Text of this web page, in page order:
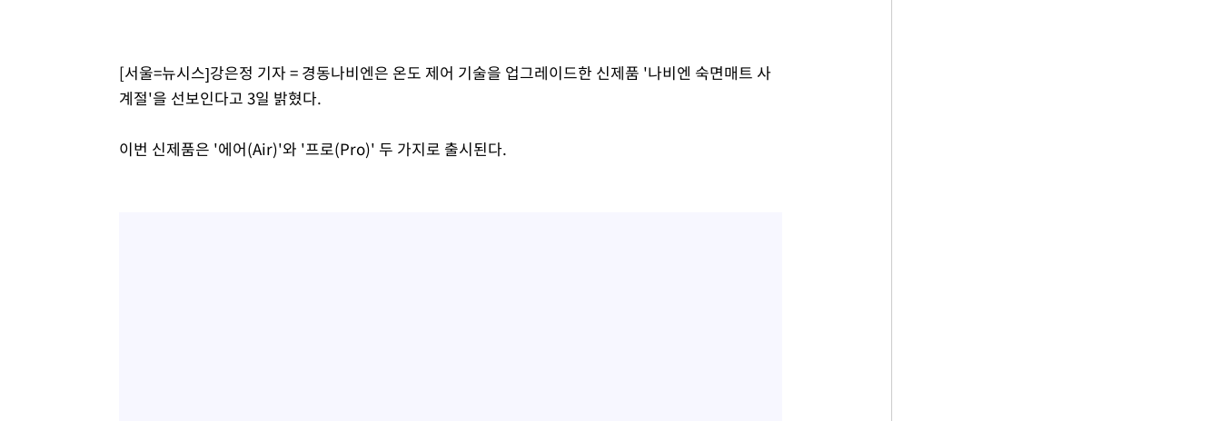
[서울=뉴시스]강은정 기자 = 경동나비엔은 온도 제어 기술을 업그레이드한 신제품 '나비엔 숙면매트 사
계절'을 선보인다고 3일 밝혔다.
이번 신제품은 '에어(Air)'와 '프로(Pro)' 두 가지로 출시된다.